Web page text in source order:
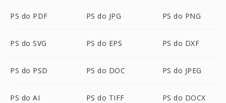
PS do PDF PS do JPG PS do PNG
PS do SVG PS do EPS PS do DXF
PS do PSD PS do DOC PS do JPEG
PS do AI PS do TIFF PS do DOCX